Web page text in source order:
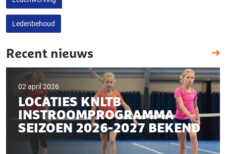
Ledenbehoud
Recent nieuws
02 april 2026
LOCATIES KNLTB
INSTROOMPROGRAMMA
SEIZOEN 2026-2027 BEKEND